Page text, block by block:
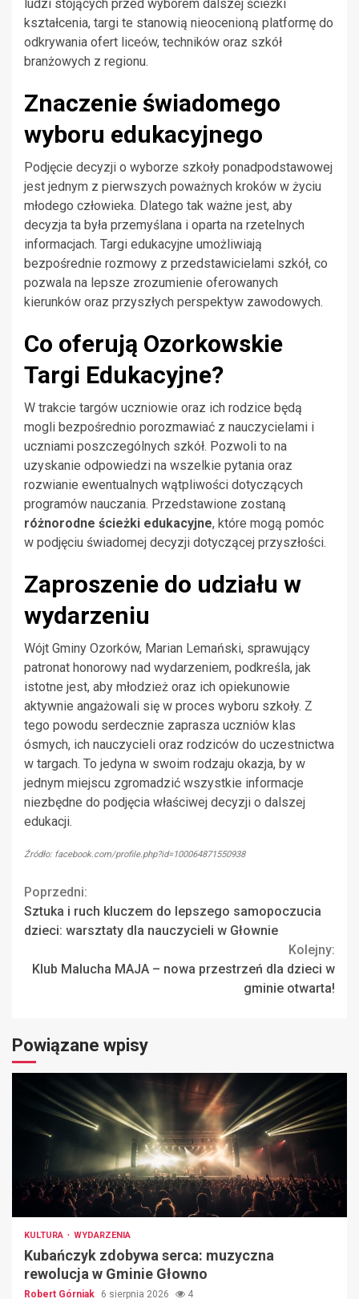
ludzi stojących przed wyborem dalszej ścieżki
kształcenia, targi te stanowią nieocenioną platformę do
odkrywania ofert liceów, techników oraz szkół
branżowych z regionu.
Znaczenie świadomego
wyboru edukacyjnego
Podjęcie decyzji o wyborze szkoły ponadpodstawowej
jest jednym z pierwszych poważnych kroków w życiu
młodego człowieka. Dlatego tak ważne jest, aby
decyzja ta była przemyślana i oparta na rzetelnych
informacjach. Targi edukacyjne umożliwiają
bezpośrednie rozmowy z przedstawicielami szkół, co
pozwala na lepsze zrozumienie oferowanych
kierunków oraz przyszłych perspektyw zawodowych.
Co oferują Ozorkowskie
Targi Edukacyjne?
W trakcie targów uczniowie oraz ich rodzice będą
mogli bezpośrednio porozmawiać z nauczycielami i
uczniami poszczególnych szkół. Pozwoli to na
uzyskanie odpowiedzi na wszelkie pytania oraz
rozwianie ewentualnych wątpliwości dotyczących
programów nauczania. Przedstawione zostaną
różnorodne ścieżki edukacyjne, które mogą pomóc
w podjęciu świadomej decyzji dotyczącej przyszłości.
Zaproszenie do udziału w
wydarzeniu
Wójt Gminy Ozorków, Marian Lemański, sprawujący
patronat honorowy nad wydarzeniem, podkreśla, jak
istotne jest, aby młodzież oraz ich opiekunowie
aktywnie angażowali się w proces wyboru szkoły. Z
tego powodu serdecznie zaprasza uczniów klas
ósmych, ich nauczycieli oraz rodziców do uczestnictwa
w targach. To jedyna w swoim rodzaju okazja, by w
jednym miejscu zgromadzić wszystkie informacje
niezbędne do podjęcia właściwej decyzji o dalszej
edukacji.
Źródło: facebook.com/profile.php?id=100064871550938
Continue
Reading
Poprzedni:
Sztuka i ruch kluczem do lepszego samopoczucia
dzieci: warsztaty dla nauczycieli w Głownie
Kolejny:
Klub Malucha MAJA – nowa przestrzeń dla dzieci w
gminie otwarta!
Powiązane wpisy
KULTURA WYDARZENIA
Kubańczyk zdobywa serca: muzyczna
rewolucja w Gminie Głowno
Robert Górniak 6 sierpnia 2026 4